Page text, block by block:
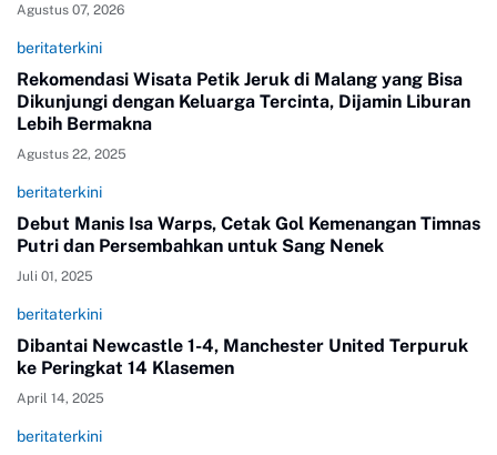
Agustus 07, 2026
beritaterkini
Rekomendasi Wisata Petik Jeruk di Malang yang Bisa
Dikunjungi dengan Keluarga Tercinta, Dijamin Liburan
Lebih Bermakna
Agustus 22, 2025
beritaterkini
Debut Manis Isa Warps, Cetak Gol Kemenangan Timnas
Putri dan Persembahkan untuk Sang Nenek
Juli 01, 2025
beritaterkini
Dibantai Newcastle 1-4, Manchester United Terpuruk
ke Peringkat 14 Klasemen
April 14, 2025
beritaterkini